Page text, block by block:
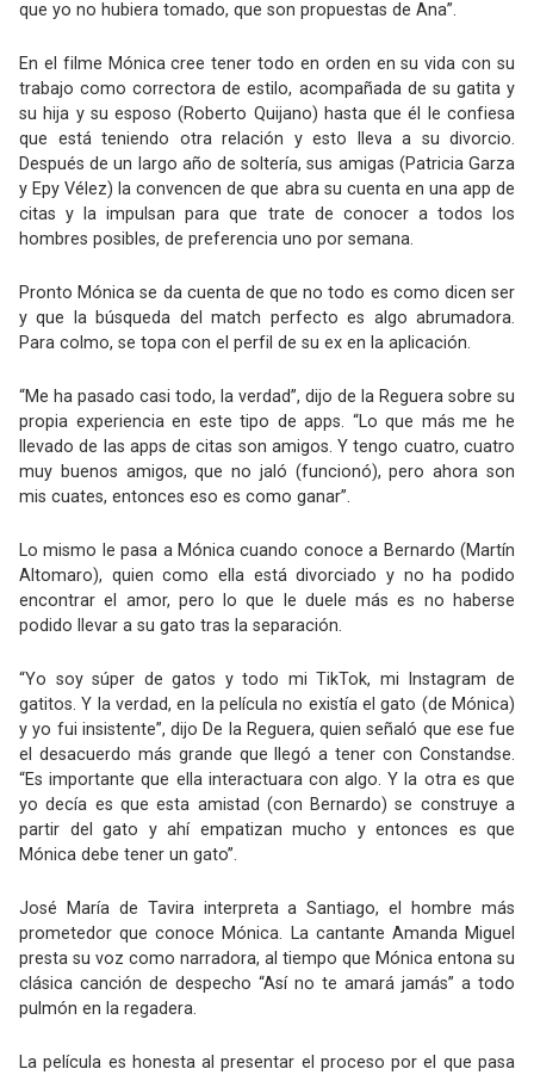
que yo no hubiera tomado, que son propuestas de Ana”.
En el filme Mónica cree tener todo en orden en su vida con su
trabajo como correctora de estilo, acompañada de su gatita y
su hija y su esposo (Roberto Quijano) hasta que él le confiesa
que está teniendo otra relación y esto lleva a su divorcio.
Después de un largo año de soltería, sus amigas (Patricia Garza
y Epy Vélez) la convencen de que abra su cuenta en una app de
citas y la impulsan para que trate de conocer a todos los
hombres posibles, de preferencia uno por semana.
Pronto Mónica se da cuenta de que no todo es como dicen ser
y que la búsqueda del match perfecto es algo abrumadora.
Para colmo, se topa con el perfil de su ex en la aplicación.
“Me ha pasado casi todo, la verdad”, dijo de la Reguera sobre su
propia experiencia en este tipo de apps. “Lo que más me he
llevado de las apps de citas son amigos. Y tengo cuatro, cuatro
muy buenos amigos, que no jaló (funcionó), pero ahora son
mis cuates, entonces eso es como ganar”.
Lo mismo le pasa a Mónica cuando conoce a Bernardo (Martín
Altomaro), quien como ella está divorciado y no ha podido
encontrar el amor, pero lo que le duele más es no haberse
podido llevar a su gato tras la separación.
“Yo soy súper de gatos y todo mi TikTok, mi Instagram de
gatitos. Y la verdad, en la película no existía el gato (de Mónica)
y yo fui insistente”, dijo De la Reguera, quien señaló que ese fue
el desacuerdo más grande que llegó a tener con Constandse.
“Es importante que ella interactuara con algo. Y la otra es que
yo decía es que esta amistad (con Bernardo) se construye a
partir del gato y ahí empatizan mucho y entonces es que
Mónica debe tener un gato”.
José María de Tavira interpreta a Santiago, el hombre más
prometedor que conoce Mónica. La cantante Amanda Miguel
presta su voz como narradora, al tiempo que Mónica entona su
clásica canción de despecho “Así no te amará jamás” a todo
pulmón en la regadera.
La película es honesta al presentar el proceso por el que pasa